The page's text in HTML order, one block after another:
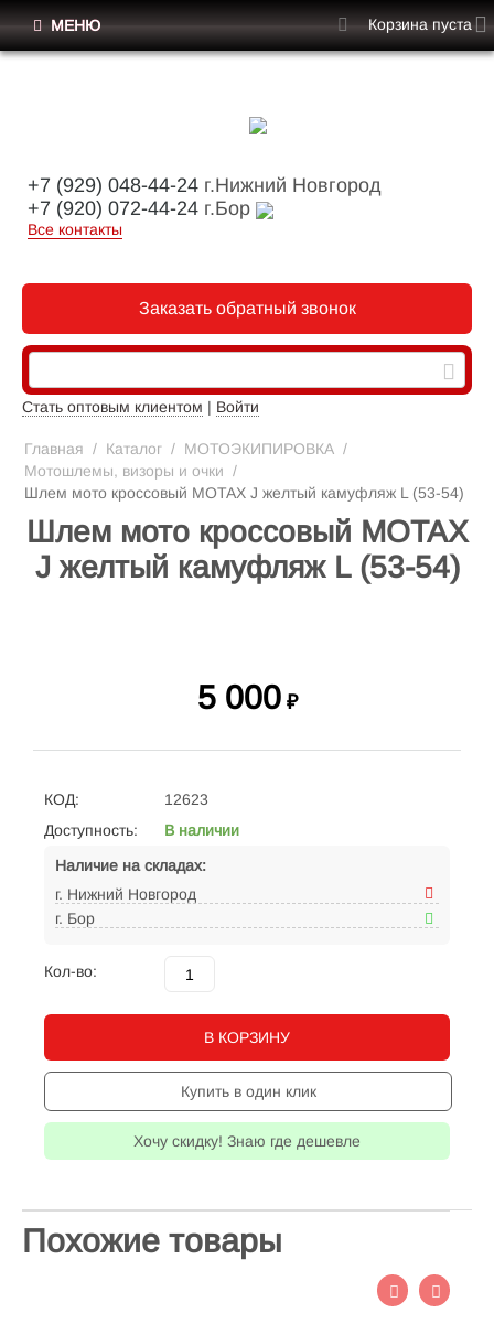
+7 (929) 048-44-24 г.Нижний Новгород
+7 (920) 072-44-24 г.Бор
Все контакты
Заказать обратный звонок
Стать оптовым клиентом | Войти
МЕНЮ Корзина пуста
Главная / Каталог / МОТОЭКИПИРОВКА /
Мотошлемы, визоры и очки /
Шлем мото кроссовый MOTAX J желтый камуфляж L (53-54)
Шлем мото кроссовый MOTAX
J желтый камуфляж L (53-54)
5 000 ₽
КОД:
12623
Доступность:
В наличии
Наличие на складах:
г. Нижний Новгород
г. Бор
Кол-во:
В КОРЗИНУ
Купить в один клик
Хочу скидку! Знаю где дешевле
Похожие товары